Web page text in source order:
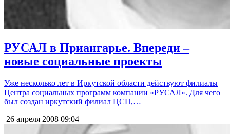
РУСАЛ в Приангарье. Впереди –
новые социальные проекты
Уже несколько лет в Иркутской области действуют филиалы
Центра социальных программ компании «РУСАЛ». Для чего
был создан иркутский филиал ЦСП,…
26 апреля 2008 09:04